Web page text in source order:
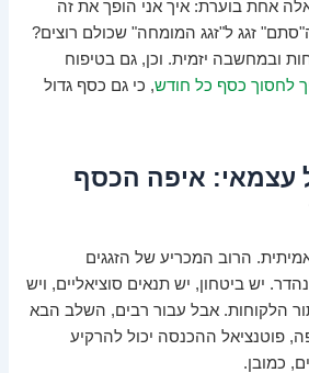
אחת בוערת: איך אני הופך את זה
זגג ל"זגג המומחה" שכולם רוצים?
ובמחשבה יזמית. וכן, גם בטיפוח
לחסוך כסף כל חודש, כי גם כסף גדול
עצמאי: איפה הכסף
הרוב המכריע של הזגגים
יש ביטחון, יש תנאים סוציאליים, ויש
הלקוחות. אבל עבור רבים, השלב הבא
פוטנציאל ההכנסה יכול להרקיע
כמובן.